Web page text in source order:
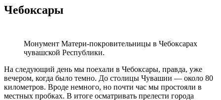
Чебоксары
Монумент Матери-покровительницы в Чебоксарах
чувашской Республики.
На следующий день мы поехали в Чебоксары, правда, уже
вечером, когда было темно. До столицы Чувашии — около 80
километров. Вроде немного, но почти час мы простояли в
местных пробках. В итоге осматривать прелести города